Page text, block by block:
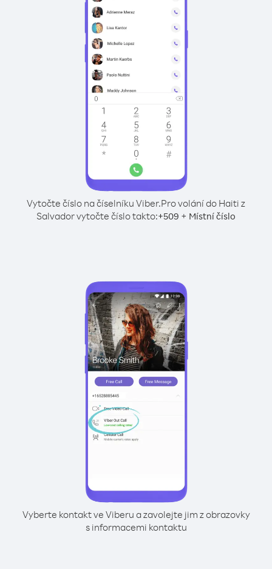
Vytočte číslo na číselníku Viber.Pro volání do Haiti z
Salvador vytočte číslo takto:+509 + Místní číslo
Vyberte kontakt ve Viberu a zavolejte jim z obrazovky
s informacemi kontaktu